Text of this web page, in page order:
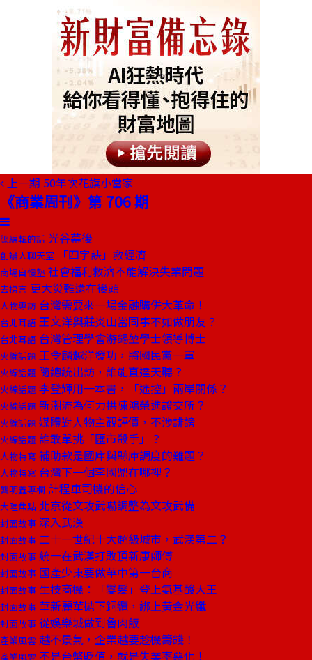
上一期 50年次花旗小當家
《商業周刊》第 706 期
總編輯的話 光谷幕後
創辦人聊天室 「四字訣」救經濟
商場自慢塾 社會福利救濟不能解決失業問題
去梯言 更大災難還在後頭
人物專訪 台灣需要來一場金融購併大革命！
台北耳語 王文洋與莊炎山當同事不如做朋友？
台北耳語 台灣管理學會游錫堃學士領導博士
火線話題 王令麟越洋發功，將國民黨一軍
火線話題 隨總統出訪，誰能直達天聽？
火線話題 李登輝用一本書，「遙控」兩岸關係？
火線話題 新潮流為何力拱陳鴻榮進證交所？
火線話題 媒體對人物主觀評價，不涉誹謗
火線話題 誰敢單挑「匯市殺手」？
人物特寫 補助款是國庫與縣庫調度的難題？
人物特寫 台灣下一個李國鼎在哪裡？
龔明鑫專欄 計程車司機的信心
大陸焦點 北京從文攻武嚇調整為文攻武備
封面故事 深入武漢
封面故事 二十一世紀十大超級城市，武漢第二？
封面故事 統一在武漢打敗頂新康師傅
封面故事 國產少東要做華中第一台商
封面故事 生技商機：「變髮」登上氨基酸大王
封面故事 華新麗華拋下銅纜，綁上黃金光纖
封面故事 從娛樂城做到魯肉飯
產業風雲 越不景氣，企業越要趁機籌錢！
產業風雲 不是台幣貶值，就是失業率惡化！